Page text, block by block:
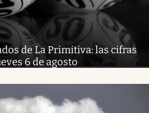
de La Primitiva: las cifras
6 de agosto